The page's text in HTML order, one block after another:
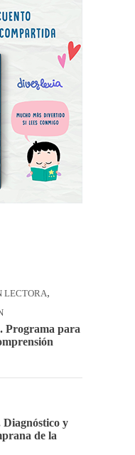
LECTORA,
Programa para
y
de la